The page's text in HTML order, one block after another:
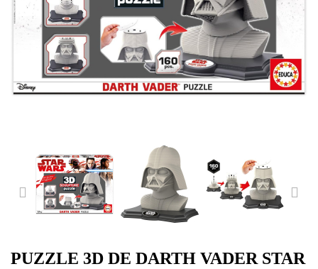
PUZZLE 3D DE DARTH VADER STAR
PREVIOUS